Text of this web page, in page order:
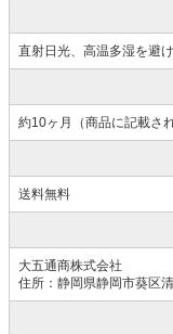
直射日光、高温多湿を避
約10ヶ月（商品に記載さ
送料無料
大五通商株式会社
住所：静岡県静岡市葵区